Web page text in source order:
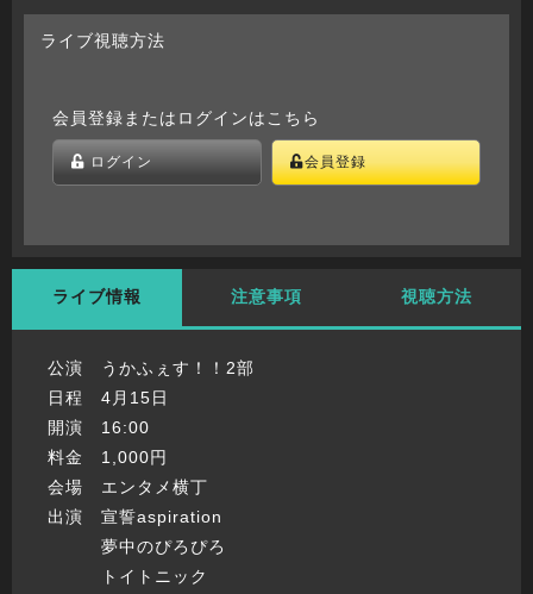
ライブ視聴方法
会員登録またはログインはこちら
ログイン 会員登録
ライブ情報 注意事項 視聴方法
公演 うかふぇす！！2部
日程 4月15日
開演 16:00
料金 1,000円
会場 エンタメ横丁
出演 宣誓aspiration
夢中のぴろぴろ
トイトニック